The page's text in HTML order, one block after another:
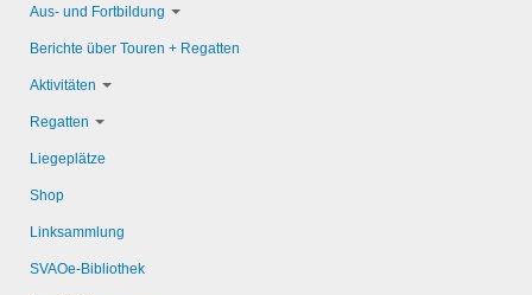
Aus- und Fortbildung
Berichte über Touren + Regatten
Aktivitäten
Regatten
Liegeplätze
Shop
Linksammlung
SVAOe-Bibliothek